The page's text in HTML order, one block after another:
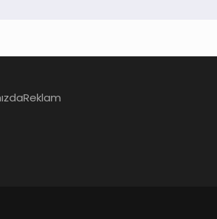
Reklam